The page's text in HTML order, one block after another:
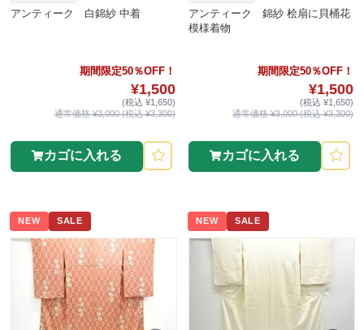
アンティーク 白錦紗 中着
期間限定50％OFF！
¥1,500
(税込 ¥1,650)
通常価格 ¥3,000 (税込 ¥3,300)
カゴに入れる
アンティーク 錦紗 桧扇に貝桶花
模様着物
期間限定50％OFF！
¥1,500
(税込 ¥1,650)
通常価格 ¥3,000 (税込 ¥3,300)
カゴに入れる
NEW SALE NEW SALE